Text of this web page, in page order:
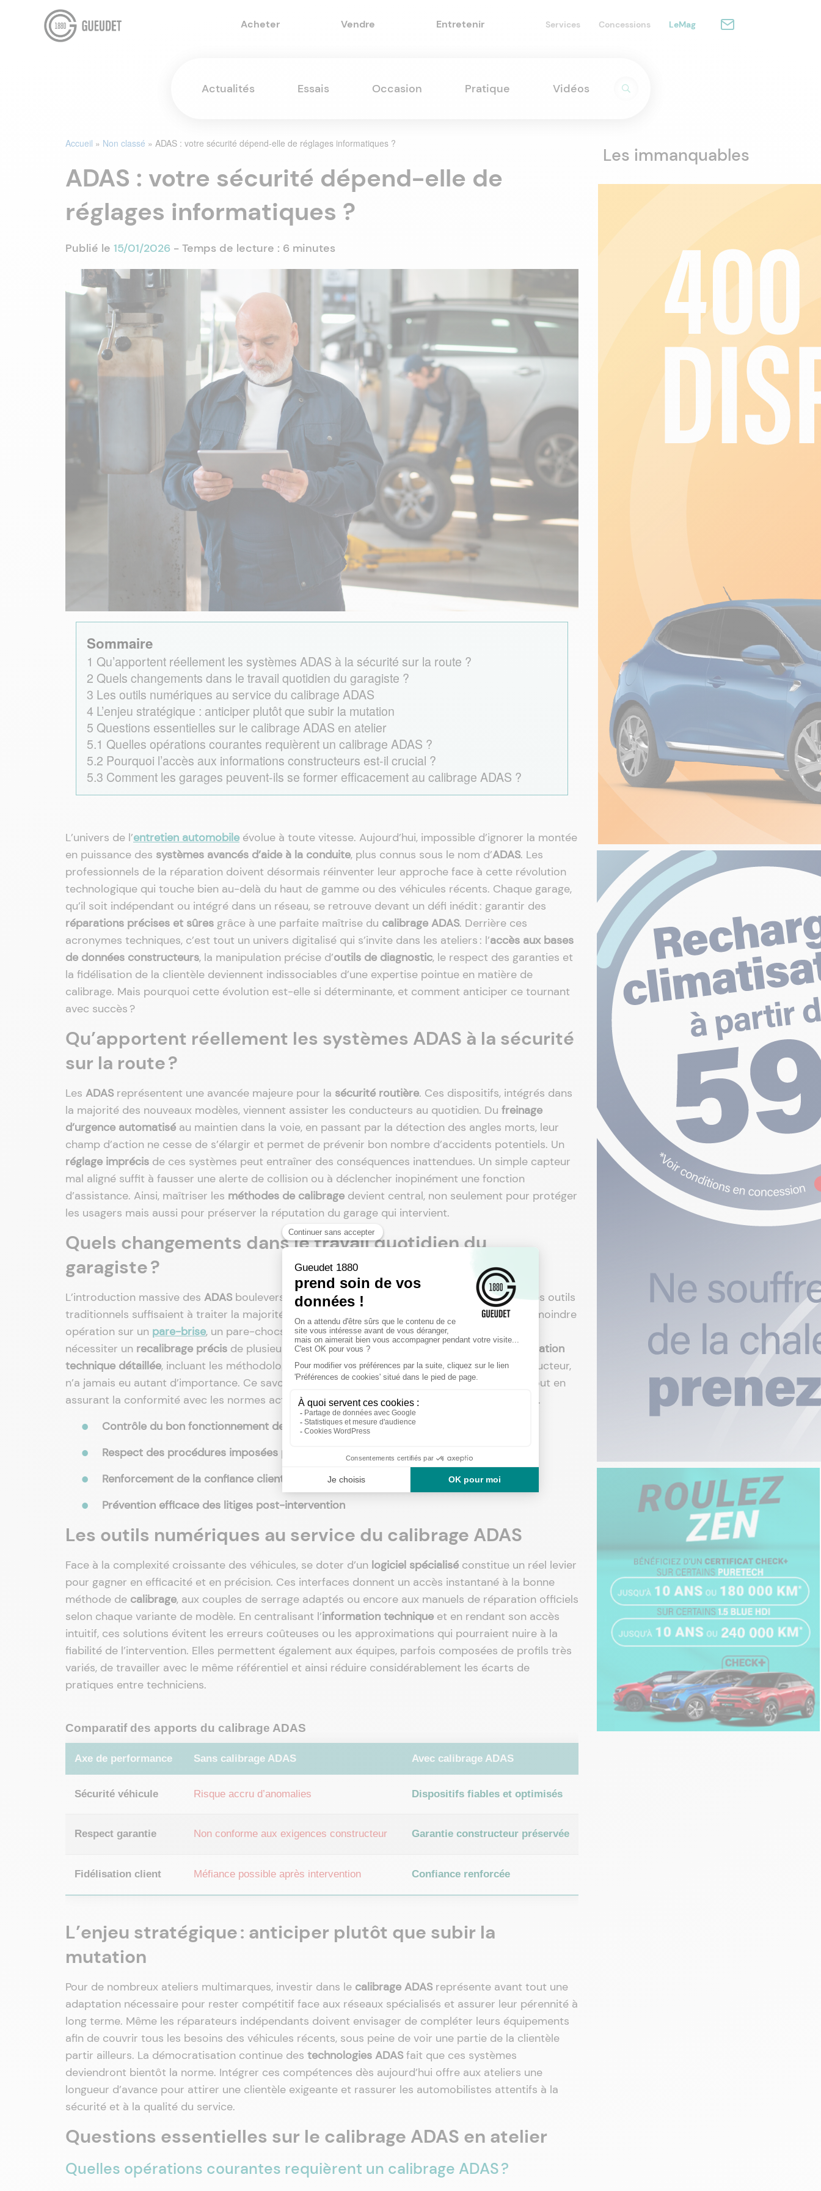
Acheter Vendre Entretenir Services Concessions LeMag
Actualités Essais Occasion Pratique Vidéos
Accueil » Non classé » ADAS : votre sécurité dépend-elle de réglages informatiques ?
ADAS : votre sécurité dépend-elle de
réglages informatiques ?
Publié le 15/01/2026 - Temps de lecture : 6 minutes
Sommaire
1 Qu’apportent réellement les systèmes ADAS à la sécurité sur la route ?
2 Quels changements dans le travail quotidien du garagiste ?
3 Les outils numériques au service du calibrage ADAS
4 L’enjeu stratégique : anticiper plutôt que subir la mutation
5 Questions essentielles sur le calibrage ADAS en atelier
5.1 Quelles opérations courantes requièrent un calibrage ADAS ?
5.2 Pourquoi l’accès aux informations constructeurs est-il crucial ?
5.3 Comment les garages peuvent-ils se former efficacement au calibrage ADAS ?
L’univers de l’entretien automobile évolue à toute vitesse. Aujourd’hui, impossible d’ignorer la montée
en puissance des systèmes avancés d’aide à la conduite, plus connus sous le nom d’ADAS. Les
professionnels de la réparation doivent désormais réinventer leur approche face à cette révolution
technologique qui touche bien au-delà du haut de gamme ou des véhicules récents. Chaque garage,
qu’il soit indépendant ou intégré dans un réseau, se retrouve devant un défi inédit : garantir des
réparations précises et sûres grâce à une parfaite maîtrise du calibrage ADAS. Derrière ces
acronymes techniques, c’est tout un univers digitalisé qui s’invite dans les ateliers : l’accès aux bases
de données constructeurs, la manipulation précise d’outils de diagnostic, le respect des garanties et
la fidélisation de la clientèle deviennent indissociables d’une expertise pointue en matière de
calibrage. Mais pourquoi cette évolution est-elle si déterminante, et comment anticiper ce tournant
avec succès ?
Qu’apportent réellement les systèmes ADAS à la sécurité
sur la route ?
Les ADASreprésentent une avancée majeure pour la sécurité routière. Ces dispositifs, intégrés dans
la majorité des nouveaux modèles, viennent assister les conducteurs au quotidien. Du freinage
d’urgence automatisé au maintien dans la voie, en passant par la détection des angles morts, leur
champ d’action ne cesse de s’élargir et permet de prévenir bon nombre d’accidents potentiels. Un
réglage imprécis de ces systèmes peut entraîner des conséquences inattendues. Un simple capteur
mal aligné suffit à fausser une alerte de collision ou à déclencher inopinément une fonction
d’assistance. Ainsi, maîtriser les méthodes de calibrage devient central, non seulement pour protéger
les usagers mais aussi pour préserver la réputation du garage qui intervient.
Quels changements dans le travail quotidien du
garagiste ?
L’introduction massive des ADASbouleverse les habitudes en atelier. Fini le temps où quelques outils
traditionnels suffisaient à traiter la majorité des interventions mécaniques ou électriques. La moindre
opération sur un pare-brise, un pare-chocs ou même lors du remplacement d’une roue peut
nécessiter un recalibrage précis de plusieurs modules électroniques. L’ accès à une documentation
technique détaillée, incluant les méthodologies de réglage recommandées par chaque constructeur,
n’a jamais eu autant d’importance. Ce savoir-faire garantit le bon déroulement des travaux tout en
assurant la conformité avec les normes actuelles et la préservation de la garantie du véhicule.
Contrôle du bon fonctionnement des alertes de sécurité
Respect des procédures imposées par les marques automobiles
Renforcement de la confiance client via des interventions maîtrisées
Prévention efficace des litiges post-intervention
Les outils numériques au service du calibrage ADAS
Face à la complexité croissante des véhicules, se doter d’un logiciel spécialisé constitue un réel levier
pour gagner en efficacité et en précision. Ces interfaces donnent un accès instantané à la bonne
méthode de calibrage, aux couples de serrage adaptés ou encore aux manuels de réparation officiels
selon chaque variante de modèle. En centralisant l’information technique et en rendant son accès
intuitif, ces solutions évitent les erreurs coûteuses ou les approximations qui pourraient nuire à la
fiabilité de l’intervention. Elles permettent également aux équipes, parfois composées de profils très
variés, de travailler avec le même référentiel et ainsi réduire considérablement les écarts de
pratiques entre techniciens.
Comparatif des apports du calibrage ADAS
Axe de performance Sans calibrage ADAS Avec calibrage ADAS
Sécurité véhicule Risque accru d’anomalies Dispositifs fiables et optimisés
Respect garantie Non conforme aux exigences constructeur Garantie constructeur préservée
Fidélisation client Méfiance possible après intervention Confiance renforcée
L’enjeu stratégique : anticiper plutôt que subir la
mutation
Pour de nombreux ateliers multimarques, investir dans le calibrage ADASreprésente avant tout une
adaptation nécessaire pour rester compétitif face aux réseaux spécialisés et assurer leur pérennité à
long terme. Même les réparateurs indépendants doivent envisager de compléter leurs équipements
afin de couvrir tous les besoins des véhicules récents, sous peine de voir une partie de la clientèle
partir ailleurs. La démocratisation continue des technologies ADASfait que ces systèmes
deviendront bientôt la norme. Intégrer ces compétences dès aujourd’hui offre aux ateliers une
longueur d’avance pour attirer une clientèle exigeante et rassurer les automobilistes attentifs à la
sécurité et à la qualité du service.
Questions essentielles sur le calibrage ADAS en atelier
Quelles opérations courantes requièrent un calibrage ADAS ?
Les immanquables